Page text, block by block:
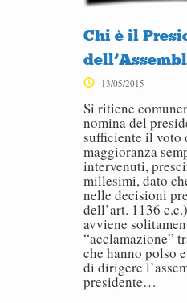
Chi è il
13/05/2015
Si ritiene
nomina del
sufficiente il voto
maggioranza
intervenuti,
millesimi, dato
nelle decisioni
dell’art. 1136
avviene
“acclamazione”
che hanno polso
di dirigere
presidente…